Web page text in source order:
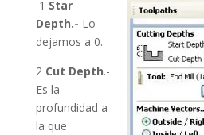
1 Star
Depth.- Lo
dejamos a 0.
2 Cut Depth.-
Es la
profundidad a
la que